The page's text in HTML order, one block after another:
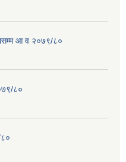
आ व २०७९/८०
८०